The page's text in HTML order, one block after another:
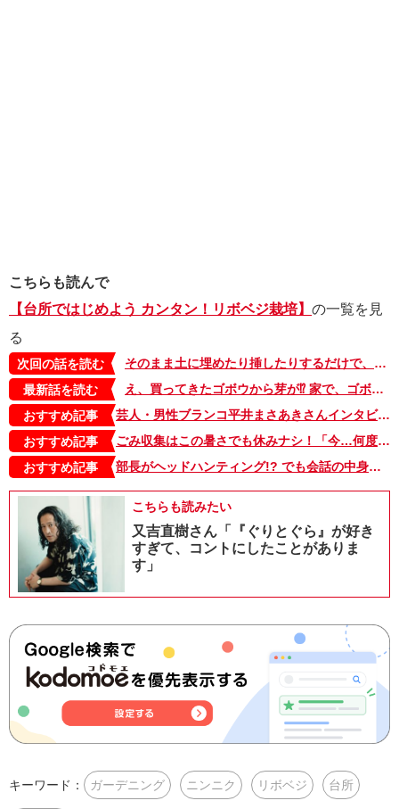
こちらも読んで
【台所ではじめよう カンタン！リボベジ栽培】 の一覧を見
る
次回の話を読む
そのまま土に埋めたり挿したりするだけで、ちゃんと育つ、イモやニンジン【良原リエの「台所ではじめよう カンタン！リボベジ栽培」・2】
最新話を読む
え、買ってきたゴボウから芽が⁉ 家で、ゴボウを栽培してみたところ、根からは想像できない花と種が……【良原リエの「台所ではじめよう カンタン！リボベジ栽培」・5】
おすすめ記事
芸人・男性ブランコ平井まさあきさんインタビュー「『そのままやってたら順番が回ってくるやろ』芸人仲間の何気ない一言に救われてきたから、頑張れる」
おすすめ記事
ごみ収集はこの暑さでも休みナシ！「今…何度だ？」ヤバい…これはマジでヤバい…。“真夏のシューシューマン”篇【シューシューマン・17】
おすすめ記事
部長がヘッドハンティング!? でも会話の中身は子どものオペレーション!?【こんな上司と働きたいわけでして！58】
こちらも読みたい
又吉直樹さん「『ぐりとぐら』が好き
すぎて、コントにしたことがありま
す」
キーワード： ガーデニング ニンニク リボベジ 台所